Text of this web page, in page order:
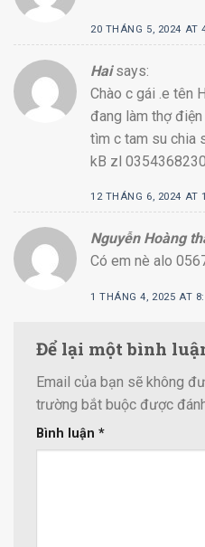
20 THÁNG 5, 2024 AT
Hai says:
Chào c gái .e tên
đang làm thợ
tìm c tam su chia
kB zl 0354368230
12 THÁNG 6, 2024 AT
Nguyễn Hoàng
Có em nè alo
1 THÁNG 4, 2025 AT
Để lại một bình
Email của bạn sẽ không
trường bắt buộc được
Bình luận *